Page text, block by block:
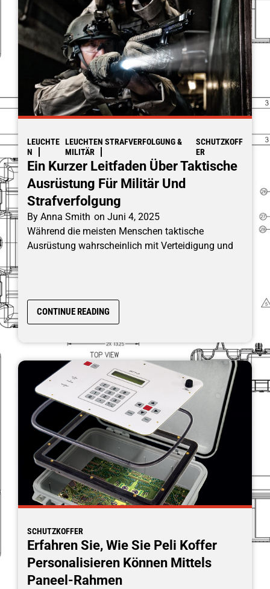
LEUCHTE
N
LEUCHTEN STRAFVERFOLGUNG &
MILITÄR
SCHUTZKOFF
ER
Ein Kurzer Leitfaden Über Taktische
Ausrüstung Für Militär Und
Strafverfolgung
By Anna Smith on Juni 4, 2025
Während die meisten Menschen taktische
Ausrüstung wahrscheinlich mit Verteidigung und
CONTINUE READING
SCHUTZKOFFER
Erfahren Sie, Wie Sie Peli Koffer
Personalisieren Können Mittels
Paneel-Rahmen